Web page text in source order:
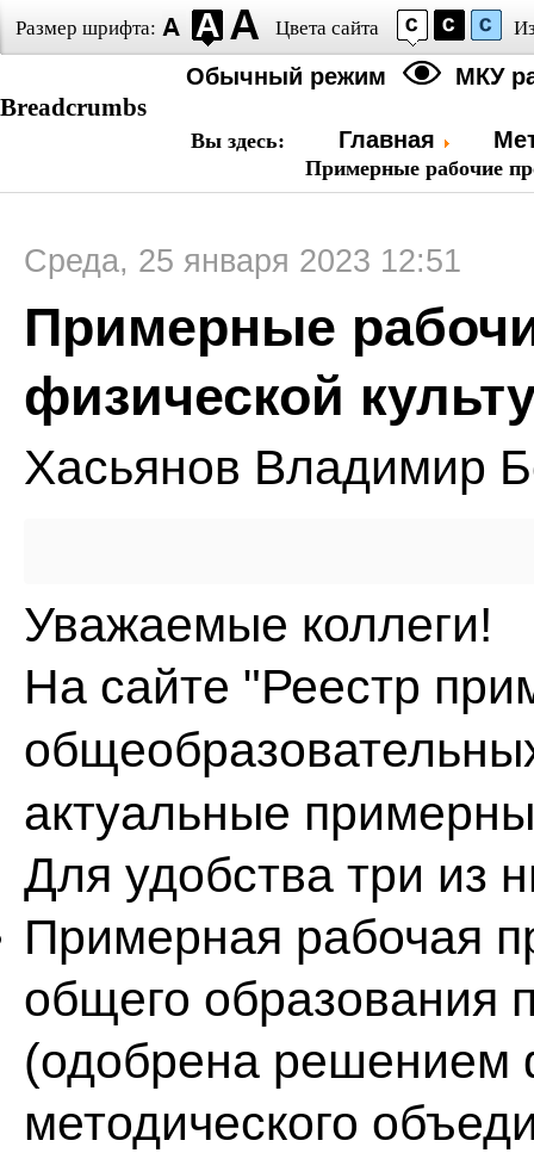
Размер шрифта: Цвета сайта
Обычный режим МКУ
Breadcrumbs
Вы здесь: Главная
Примерные рабочие
Среда, 25 января 2023 12:51
Примерные
физической
Хасьянов Владимир
Уважаемые коллеги!
На сайте "Реестр
актуальные
Для удобства три из
Примерная рабочая
общего образования
(одобрена решением
методического